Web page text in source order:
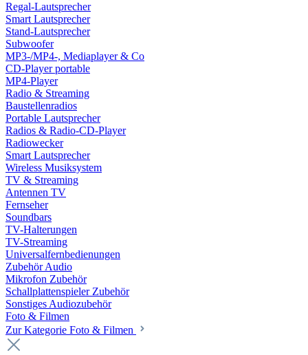
Regal-Lautsprecher
Smart Lautsprecher
Stand-Lautsprecher
Subwoofer
MP3-/MP4-, Mediaplayer & Co
CD-Player portable
MP4-Player
Radio & Streaming
Baustellenradios
Portable Lautsprecher
Radios & Radio-CD-Player
Radiowecker
Smart Lautsprecher
Wireless Musiksystem
TV & Streaming
Antennen TV
Fernseher
Soundbars
TV-Halterungen
TV-Streaming
Universalfernbedienungen
Zubehör Audio
Mikrofon Zubehör
Schallplattenspieler Zubehör
Sonstiges Audiozubehör
Foto & Filmen
Zur Kategorie Foto & Filmen